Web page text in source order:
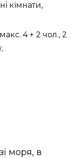
кімнати,
4 + 2 чол., 2
моря, в